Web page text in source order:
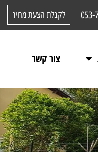
053- לקבלת הצעת מחיר
צור קשר